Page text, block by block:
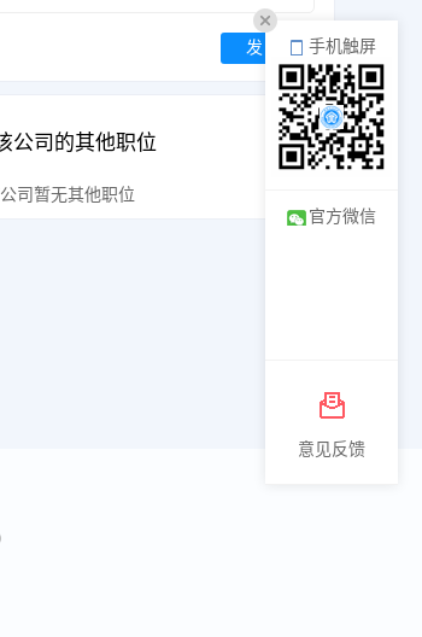
发 送
公司的其他职位 换一换
司暂无其他职位
手机触屏
官方微信
意见反馈